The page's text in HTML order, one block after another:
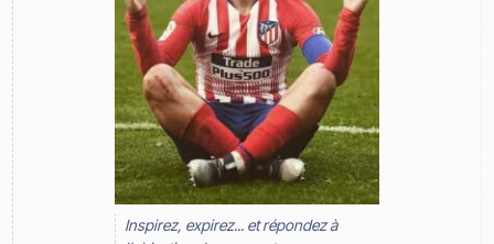
Inspirez, expirez... et répondez à